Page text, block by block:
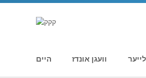
היים וועגן אונדז